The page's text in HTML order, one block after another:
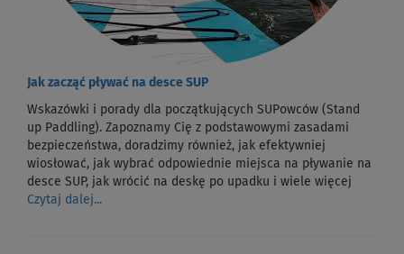
Jak zacząć pływać na desce SUP
Wskazówki i porady dla początkujących SUPowców (Stand
up Paddling). Zapoznamy Cię z podstawowymi zasadami
bezpieczeństwa, doradzimy również, jak efektywniej
wiosłować, jak wybrać odpowiednie miejsca na pływanie na
desce SUP, jak wrócić na deskę po upadku i wiele więcej
Czytaj dalej...